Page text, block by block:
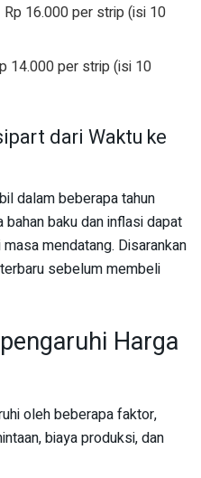
16.000 per strip (isi 10
14.000 per strip (isi 10
dari Waktu ke
dalam beberapa tahun
bahan baku dan inflasi dapat
mendatang. Disarankan
sebelum membeli
Harga
oleh beberapa faktor,
biaya produksi, dan